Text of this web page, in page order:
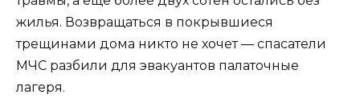
жилья. Возвращаться в покрывшиеся
трещинами дома никто не хочет — спасатели
МЧС разбили для эвакуантов палаточные
лагеря.